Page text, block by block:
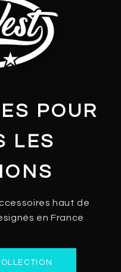
POUR
LES
haut de
en France